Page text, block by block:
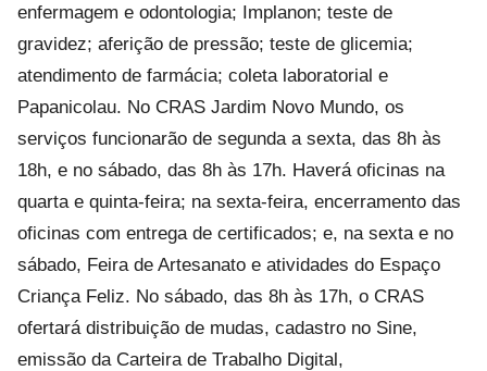
enfermagem e odontologia; Implanon; teste de
gravidez; aferição de pressão; teste de glicemia;
atendimento de farmácia; coleta laboratorial e
Papanicolau. No CRAS Jardim Novo Mundo, os
serviços funcionarão de segunda a sexta, das 8h às
18h, e no sábado, das 8h às 17h. Haverá oficinas na
quarta e quinta-feira; na sexta-feira, encerramento das
oficinas com entrega de certificados; e, na sexta e no
sábado, Feira de Artesanato e atividades do Espaço
Criança Feliz. No sábado, das 8h às 17h, o CRAS
ofertará distribuição de mudas, cadastro no Sine,
emissão da Carteira de Trabalho Digital,